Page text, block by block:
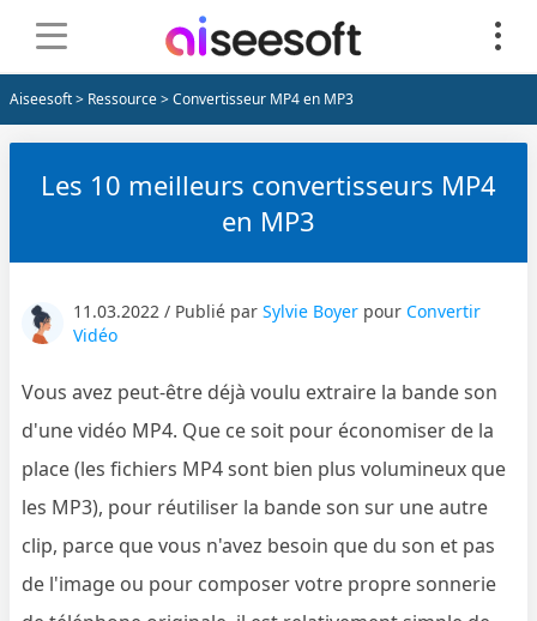
Aiseesoft> Ressource> Convertisseur MP4 en MP3
Les 10 meilleurs convertisseurs MP4
en MP3
11.03.2022 / Publié parSylvie Boyer pourConvertir
Vidéo
Vous avez peut-être déjà voulu extraire la bande son
d'une vidéo MP4. Que ce soit pour économiser de la
place (les fichiers MP4 sont bien plus volumineux que
les MP3), pour réutiliser la bande son sur une autre
clip, parce que vous n'avez besoin que du son et pas
de l'image ou pour composer votre propre sonnerie